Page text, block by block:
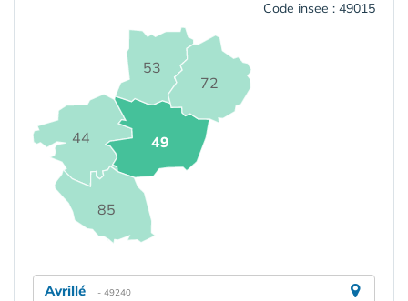
Code insee : 49015
44 49
53
72
85
Avrillé - 49240